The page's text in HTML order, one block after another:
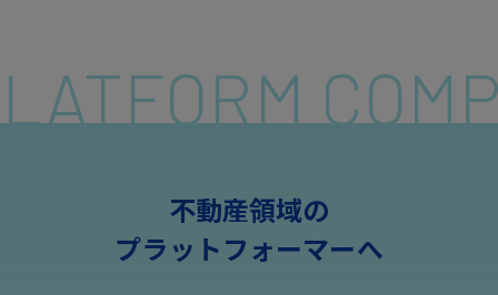
不動産領域の
プラットフォーマーへ